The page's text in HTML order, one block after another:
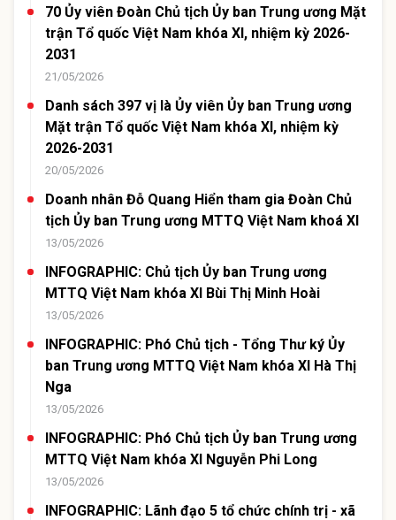
70 Ủy viên Đoàn Chủ tịch Ủy ban Trung ương Mặt
trận Tổ quốc Việt Nam khóa XI, nhiệm kỳ 2026-
2031
21/05/2026
Danh sách 397 vị là Ủy viên Ủy ban Trung ương
Mặt trận Tổ quốc Việt Nam khóa XI, nhiệm kỳ
2026-2031
20/05/2026
Doanh nhân Đỗ Quang Hiển tham gia Đoàn Chủ
tịch Ủy ban Trung ương MTTQ Việt Nam khoá XI
13/05/2026
INFOGRAPHIC: Chủ tịch Ủy ban Trung ương
MTTQ Việt Nam khóa XI Bùi Thị Minh Hoài
13/05/2026
INFOGRAPHIC: Phó Chủ tịch - Tổng Thư ký Ủy
ban Trung ương MTTQ Việt Nam khóa XI Hà Thị
Nga
13/05/2026
INFOGRAPHIC: Phó Chủ tịch Ủy ban Trung ương
MTTQ Việt Nam khóa XI Nguyễn Phi Long
13/05/2026
INFOGRAPHIC: Lãnh đạo 5 tổ chức chính trị - xã